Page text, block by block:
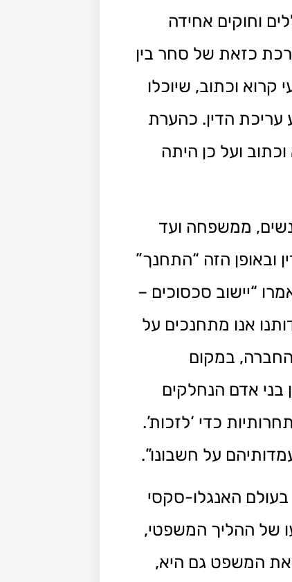
כללים וחוקים אחידה
כזאת של סחר בין
וכתוב, שיוכלו
עריכת הדין. כהערת
ועל כן היתה
ממשפחה ועד
ובאופן הזה “התחנך”
“יישוב סכסוכים –
אנו מתחנכים על
במקום
בני אדם הנחלקים
כדי ‘לזכות’.
על חשבונו”.
האנגלו-סקסי
של ההליך המשפטי,
המשפט גם היא,